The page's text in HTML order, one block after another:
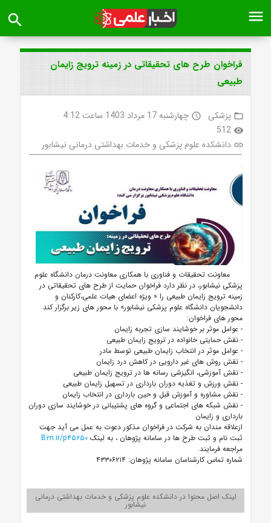
menu
search
فراخوان طرح های تحقیقاتی در زمینه ترویج زایمان
طبیعی
folder_open پزشکی access_time چهارشنبه 17 مرداد 1403 ساعت 4:12
visibility
512
link دانشکده علوم پزشکی و خدمات بهداشتی درمانی نیشابور
معاونت تحقیقات و فناوری با همکاری معاونت درمان دانشگاه علوم
پزشکی نیشابور، در نظر دارد فراخوان حمایت از طرح های تحقیقاتی در
زمینه ترویج زایمان طبیعی را « ویژه اعضای هیات علمی،کارکنان و
دانشجویان دانشگاه علوم پزشکی نیشابور» با محور های زیر برگزار کند.
محور های فراخوان:
- عوامل موثر بر خوشایند سازی تجربه زایمان
- نقش حمایتی خانواده در ترویج زایمان طبیعی
- عوامل موثر در انتخاب زایمان طبیعی توسط مادر
- نقش روش های غیر دارویی در کاهش درد زایمان
- نقش آموزشی، انگیزشی رسانه ها در ترویج زایمان طبیعی
- نقش ورزش و تغذیه دوران بارداری در تسهیل زایمان طبیعی
- نقش مشاوره و آموزش قبل و حین بارداری در انتخاب زایمان
- نقش شبکه های اجتماعی و گروه های پشتیبانی در خوشایند سازی دوران
بارداری و زایمان
ازعلاقه مندان به شرکت در فراخوان مذکور دعوت به عمل می آید جهت
ثبت نام و ثبت طرح ها در سامانه پژوهان ، به لینک B۲n.ir/p۴۵۲۵۰
مراجعه فرمایند.
شماره تماس کارشناسان سامانه پژوهان: ۴۳۳۰۶۲۱۴
لینک اصل محتوا در دانشکده علوم پزشکی و خدمات بهداشتی درمانی
نیشابور